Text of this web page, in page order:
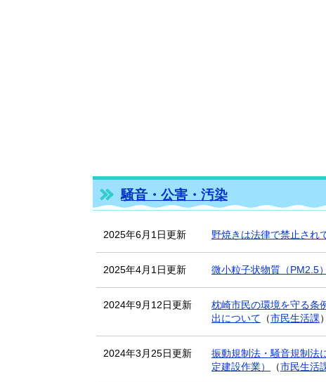
騒音・公害・汚染
2025年6月1日更新 野焼きは法律で禁止され
2025年4月1日更新 微小粒子状物質（PM2.5）
2024年9月12日更新
枕崎市民の環境を守る条
出について （市民生活課）
2024年3月25日更新
振動規制法・騒音規制法
定建設作業）
（市民生活